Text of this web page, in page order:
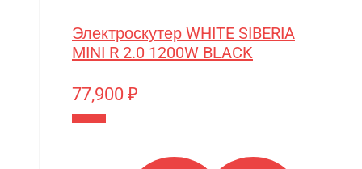
Электроскутер WHITE SIBERIA
MINI R 2.0 1200W BLACK
77,900 ₽